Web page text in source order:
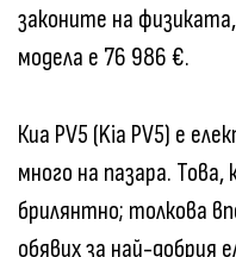
законите на
модела е 76 986 €.
Киа PV5 (Kia PV5) е
много на пазара.
брилянтно; толкова
обявих за най-добрия